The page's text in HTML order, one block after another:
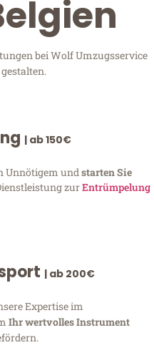
bei Wolf Umzugsservice
| ab 150€
Unnötigem undstarten Sie
zurEntrümpelung
| ab 200€
Expertise im
Ihr wertvolles Instrument